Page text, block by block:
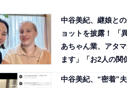
中谷美紀、継娘と
ョットを披露！ 「
あちゃん業、アタ
ます」「お2人の関
中谷美紀、“密着”